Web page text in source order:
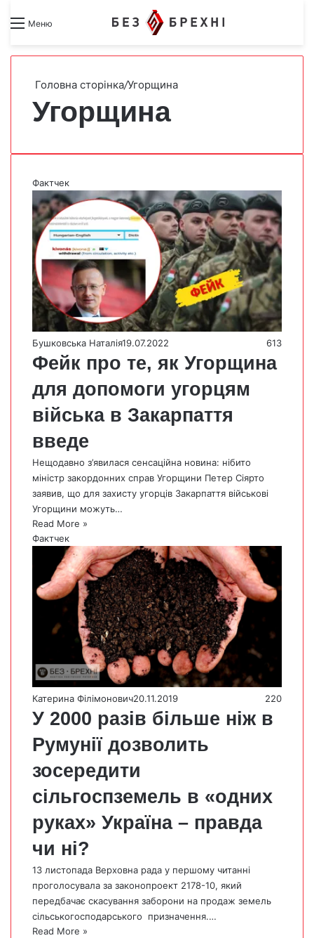
Меню Search forSwitch skin
Головна сторінка/Угорщина
Угорщина
Фактчек
Бушковська Наталія19.07.2022 613
Фейк про те, як Угорщина
для допомоги угорцям
війська в Закарпаття
введе
Нещодавно з’явилася сенсаційна новина: нібито
міністр закордонних справ Угорщини Петер Сіярто
заявив, що для захисту угорців Закарпаття військові
Угорщини можуть…
Read More »
Фактчек
Катерина Філімонович20.11.2019 220
У 2000 разів більше ніж в
Румунії дозволить
зосередити
сільгоспземель в «одних
руках» Україна – правда
чи ні?
13 листопада Верховна рада у першому читанні
проголосувала за законопроект 2178-10, який
передбачає скасування заборони на продаж земель
сільськогосподарського призначення.…
Read More »